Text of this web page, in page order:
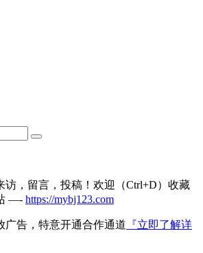
访，留言，投稿！欢迎（Ctrl+D）收藏
—- https://mybj123.com
广告，特意开通合作通道 『立即了解详